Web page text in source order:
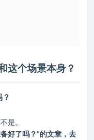
这个场景本身？
是。
好了吗？”的文章，去